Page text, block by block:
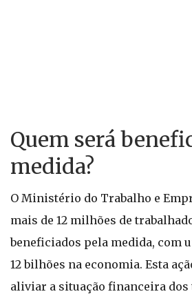
Quem será
medida?
O Ministério do Trabalho e
mais de 12 milhões de
beneficiados pela medida, com
12 bilhões na economia. Esta
aliviar a situação financeira dos